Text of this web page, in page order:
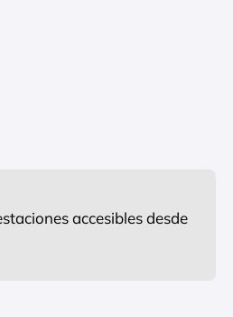
accesibles desde